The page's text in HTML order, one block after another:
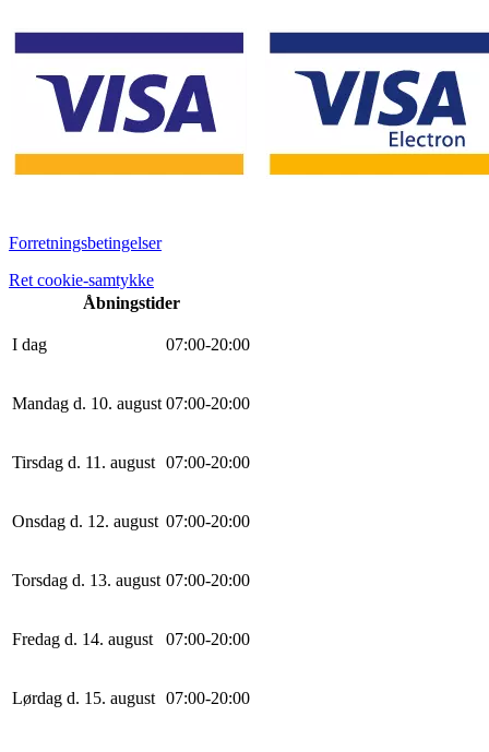
Forretningsbetingelser
Ret cookie-samtykke
Åbningstider
I dag 07:00-20:00
Mandag d. 10. august 07:00-20:00
Tirsdag d. 11. august 07:00-20:00
Onsdag d. 12. august 07:00-20:00
Torsdag d. 13. august 07:00-20:00
Fredag d. 14. august 07:00-20:00
Lørdag d. 15. august 07:00-20:00